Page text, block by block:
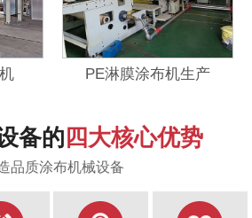
PE淋膜涂布机生产
备的 四大核心优势
品质涂布机械设备